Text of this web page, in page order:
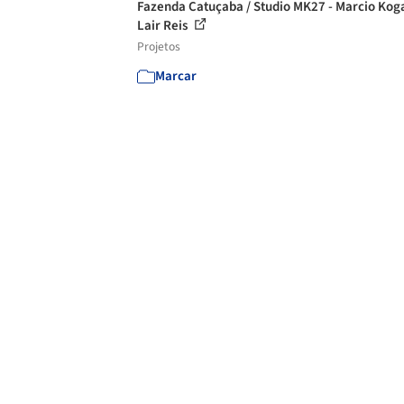
Fazenda Catuçaba / Studio MK27 - Marcio
Lair Reis
Projetos
Marcar